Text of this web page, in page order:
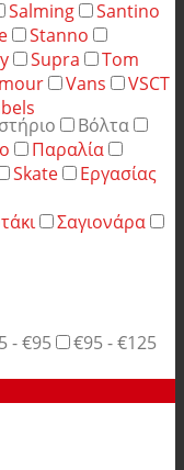
Salming
Santino
Stanno
Supra
Tom
Vans
VSCT
Βόλτα
Παραλία
Skate
Εργασίας
Σαγιονάρα
- €95
€95 - €125